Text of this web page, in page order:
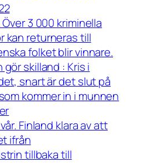
3 000 kriminella
kan returneras till
folket blir vinnare.
skilland : Kris i
snart är det slut på
kommer in i munnen
Finland klara av att
ifrån
tillbaka till